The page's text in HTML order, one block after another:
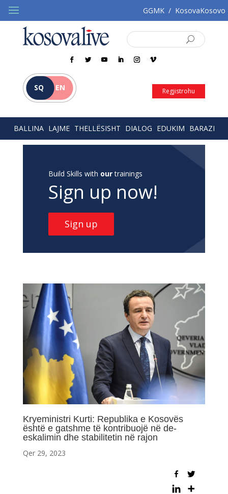
GGMK / KosovaKosovo
SQ EN Regjistrohu
BALLINA LAJME THELLËSISHT DIALOG EDUKIM BARAZI
Build Skills with ourtrainings
Sign up now!
Sign up
Kryeministri Kurti: Republika e Kosovës
është e gatshme të kontribuojë në de-
eskalimin dhe stabilitetin në rajon
Qer 29, 2023